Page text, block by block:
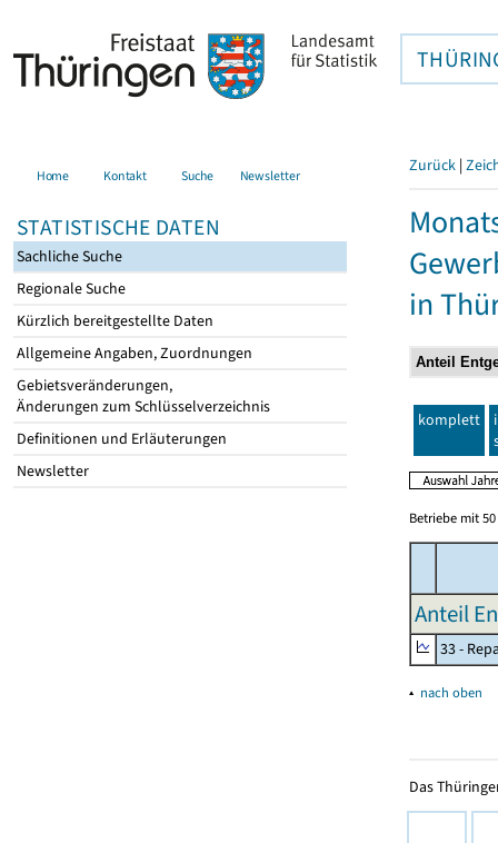
Home Kontakt Suche Newsletter
STATISTISCHE DATEN
Sachliche Suche
Regionale Suche
Kürzlich bereitgestellte Daten
Allgemeine Angaben, Zuordnungen
Gebietsveränderungen,
Änderungen zum Schlüsselverzeichnis
Definitionen und Erläuterungen
Newsletter
Zurück |
in
komplett
Betriebe mit
Anteil
33 -
▴ nach oben
Das